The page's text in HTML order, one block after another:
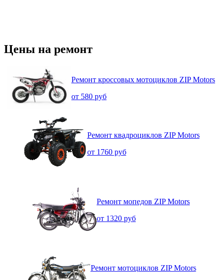
Цены на ремонт
Ремонт кроссовых мотоциклов ZIP Motors
от 580 руб
Ремонт квадроциклов ZIP Motors
от 1760 руб
Ремонт мопедов ZIP Motors
от 1320 руб
Ремонт мотоциклов ZIP Motors